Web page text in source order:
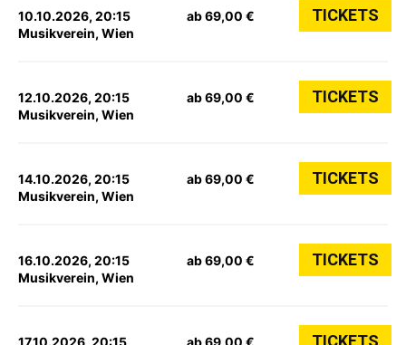
10.10.2026, 20:15
Musikverein, Wien
ab 69,00 € TICKETS
12.10.2026, 20:15
Musikverein, Wien
ab 69,00 € TICKETS
14.10.2026, 20:15
Musikverein, Wien
ab 69,00 € TICKETS
16.10.2026, 20:15
Musikverein, Wien
ab 69,00 € TICKETS
17.10.2026, 20:15 ab 69,00 € TICKETS